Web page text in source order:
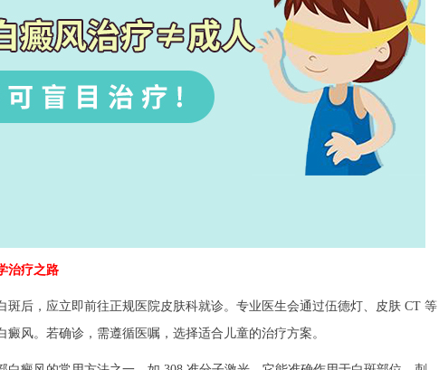
治疗之路
后，应立即前往正规医院皮肤科就诊。专业医生会通过伍德灯、皮肤 CT 等
癜风。若确诊，需遵循医嘱，选择适合儿童的治疗方案。​